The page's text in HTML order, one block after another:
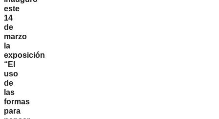
este
14
de
marzo
la
exposición
“El
uso
de
las
formas
para